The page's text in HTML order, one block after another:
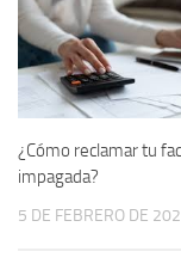
¿Cómo reclamar tu
impagada?
5 DE FEBRERO DE